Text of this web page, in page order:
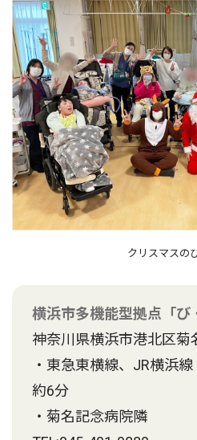
クリスマスの
横浜市多機能型拠点「び
神奈川県横浜市港北区菊
・東急東横線、JR横浜
約6分
・菊名記念病院隣